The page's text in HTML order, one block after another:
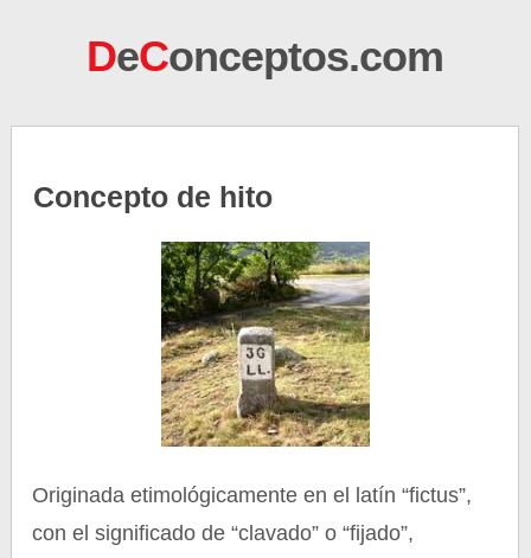
DeConceptos.com
Concepto de hito
Originada etimológicamente en el latín “fictus”,
con el significado de “clavado” o “fijado”,